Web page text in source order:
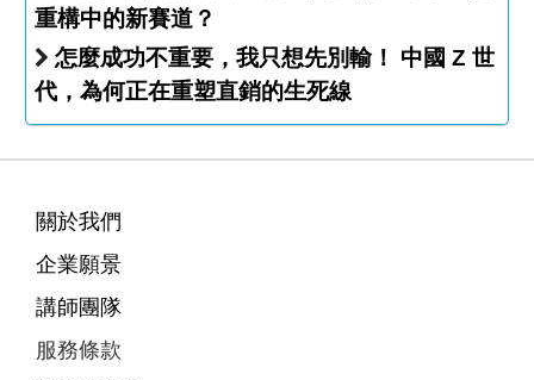
重構中的新賽道？
怎麼成功不重要，我只想先別輸！ 中國 Z 世
代，為何正在重塑直銷的生死線
關於我們
企業願景
講師團隊
服務條款